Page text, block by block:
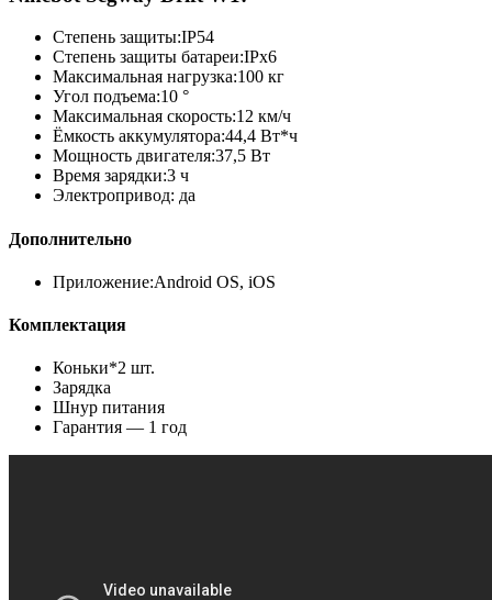
Степень защиты:IP54
Степень защиты батареи:IPx6
Максимальная нагрузка:100 кг
Угол подъема:10 °
Максимальная скорость:12 км/ч
Ёмкость аккумулятора:44,4 Вт*ч
Мощность двигателя:37,5 Вт
Время зарядки:3 ч
Электропривод: да
Дополнительно
Приложение:Android OS, iOS
Комплектация
Коньки*2 шт.
Зарядка
Шнур питания
Гарантия — 1 год